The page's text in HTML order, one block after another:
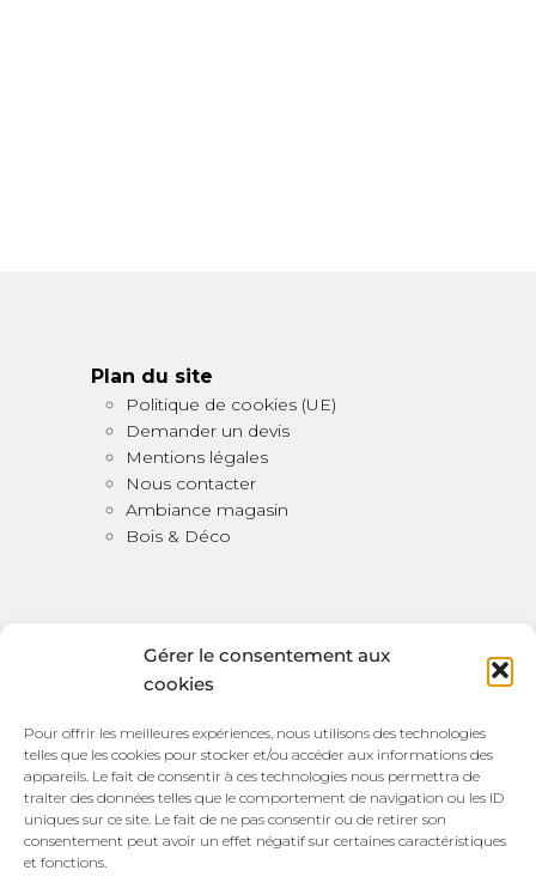
Gérer le consentement aux
cookies
Pour offrir les meilleures expériences, nous utilisons des technologies
telles que les cookies pour stocker et/ou accéder aux informations des
appareils. Le fait de consentir à ces technologies nous permettra de
traiter des données telles que le comportement de navigation ou les ID
uniques sur ce site. Le fait de ne pas consentir ou de retirer son
consentement peut avoir un effet négatif sur certaines caractéristiques
et fonctions.
Plan du site
Politique de cookies (UE)
Demander un devis
Mentions légales
Nous contacter
Ambiance magasin
Bois & Déco
Bois & Déco
100 bis Rue Victor Watremez,
59157 Beauvois en Cambrésis
HORAIRES D’OUVERTURE:
Du mardi au samedi de 14:00 à 18:45